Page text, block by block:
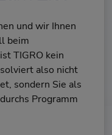
und wir Ihnen
beim
TIGRO kein
also nicht
sondern Sie als
Programm